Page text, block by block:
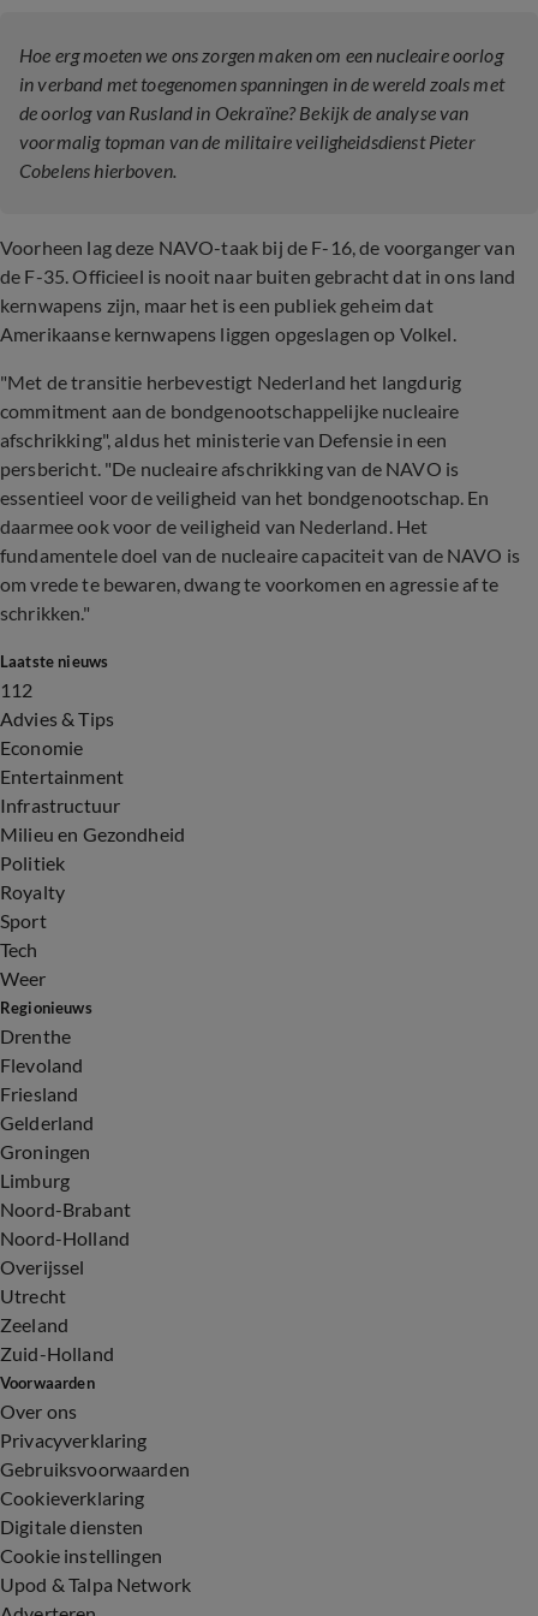
Hoe erg moeten we ons zorgen maken om een nucleaire oorlog
in verband met toegenomen spanningen in de wereld zoals met
de oorlog van Rusland in Oekraïne? Bekijk de analyse van
voormalig topman van de militaire veiligheidsdienst Pieter
Cobelens hierboven.
Voorheen lag deze NAVO-taak bij de F-16, de voorganger van
de F-35. Officieel is nooit naar buiten gebracht dat in ons land
kernwapens zijn, maar het is een publiek geheim dat
Amerikaanse kernwapens liggen opgeslagen op Volkel.
"Met de transitie herbevestigt Nederland het langdurig
commitment aan de bondgenootschappelijke nucleaire
afschrikking", aldus het ministerie van Defensie in een
persbericht. "De nucleaire afschrikking van de NAVO is
essentieel voor de veiligheid van het bondgenootschap. En
daarmee ook voor de veiligheid van Nederland. Het
fundamentele doel van de nucleaire capaciteit van de NAVO is
om vrede te bewaren, dwang te voorkomen en agressie af te
schrikken."
Laatste nieuws
112
Advies & Tips
Economie
Entertainment
Infrastructuur
Milieu en Gezondheid
Politiek
Royalty
Sport
Tech
Weer
Regionieuws
Drenthe
Flevoland
Friesland
Gelderland
Groningen
Limburg
Noord-Brabant
Noord-Holland
Overijssel
Utrecht
Zeeland
Zuid-Holland
Voorwaarden
Over ons
Privacyverklaring
Gebruiksvoorwaarden
Cookieverklaring
Digitale diensten
Cookie instellingen
Upod & Talpa Network